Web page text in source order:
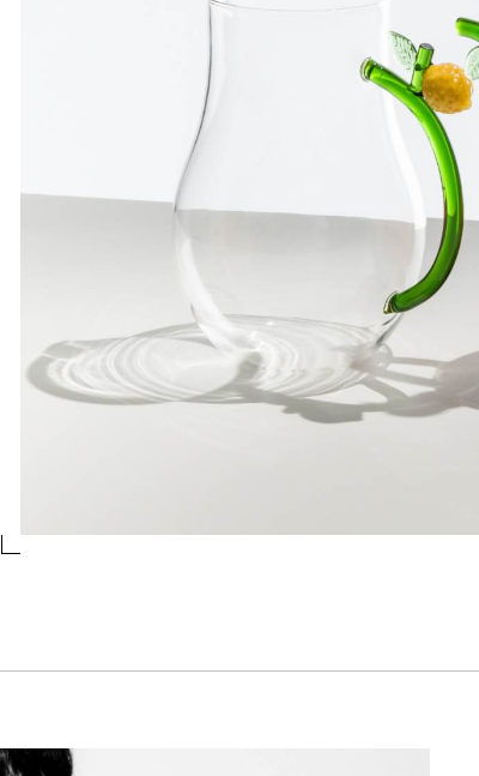
TAZZA CAFFÈ CON PIATTINO MORA
Collezione
Fruits and Flowers
Design
Alessandra Baldereschi